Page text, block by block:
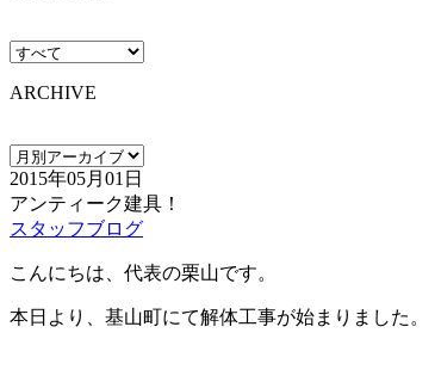
ARCHIVE
2015年05月01日
アンティーク建具！
スタッフブログ
こんにちは、代表の栗山です。
本日より、基山町にて解体工事が始まりました。